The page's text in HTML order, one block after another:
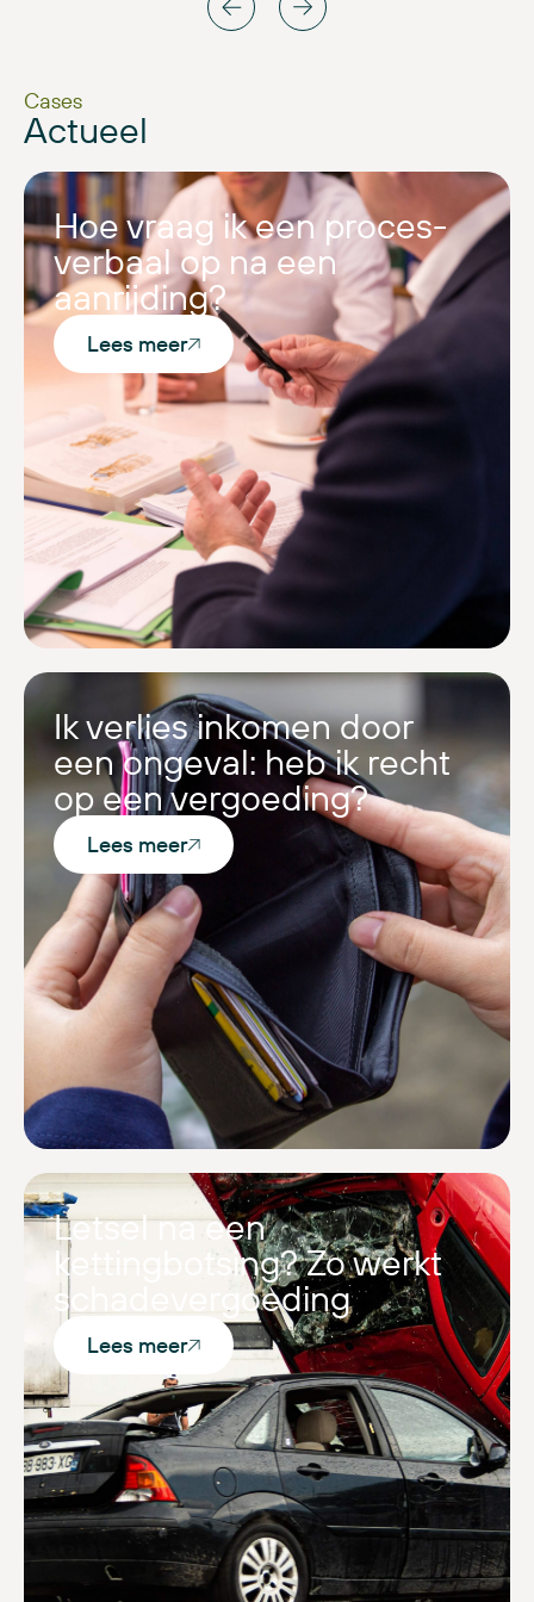
Cases
Actueel
Hoe vraag ik een proces-
verbaal op na een
aanrijding?
Lees meer
Ik verlies inkomen door
een ongeval: heb ik recht
op een vergoeding?
Lees meer
Letsel na een
kettingbotsing? Zo werkt
schadevergoeding
Lees meer